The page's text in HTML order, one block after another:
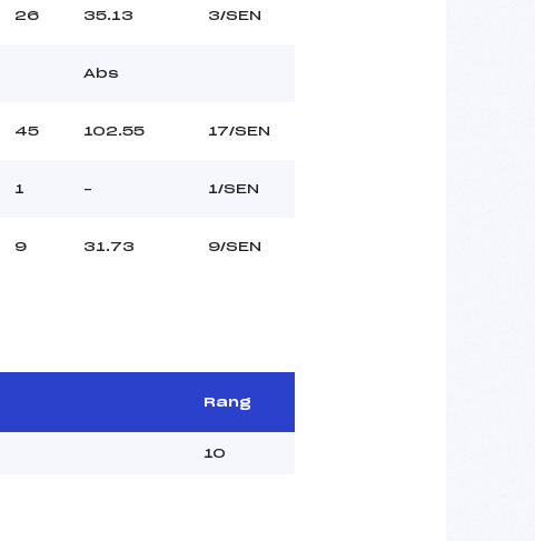
26 35.13 3/SEN
Abs
45 102.55 17/SEN
1 – 1/SEN
9 31.73 9/SEN
Rang
10